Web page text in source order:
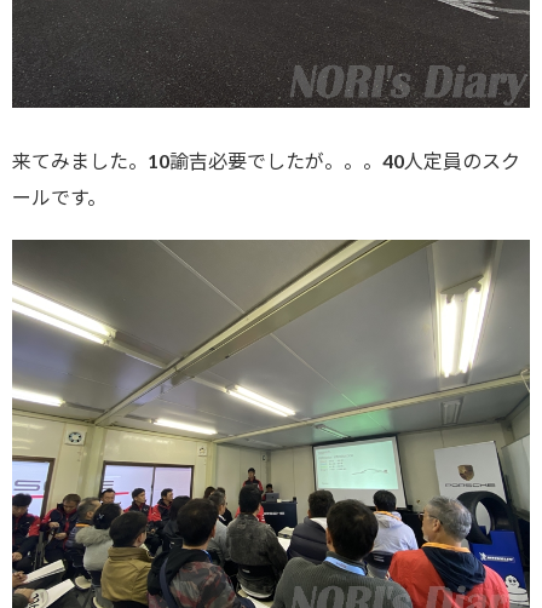
来てみました。10諭吉必要でしたが。。。40人定員のスク
ールです。